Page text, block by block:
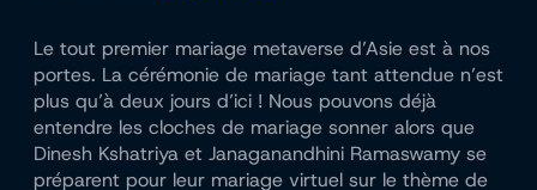
Le tout premier mariage metaverse d’Asie est à nos
portes. La cérémonie de mariage tant attendue n’est
plus qu’à deux jours d’ici ! Nous pouvons déjà
entendre les cloches de mariage sonner alors que
Dinesh Kshatriya et Janaganandhini Ramaswamy se
préparent pour leur mariage virtuel sur le thème de